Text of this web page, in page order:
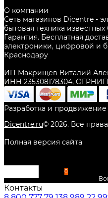
О компании
Сеть магазинов Dicentre -
бытовая техника
Гарантия. Бесплатная
электроники, цифровой и
Краснодару
ИП Макрищев Виталий
ИНН 235308178304, ОГРНИП
Разработка и продвижение
Dicentre.ru© 2026. Все
Полная версия сайта
0
Контакты